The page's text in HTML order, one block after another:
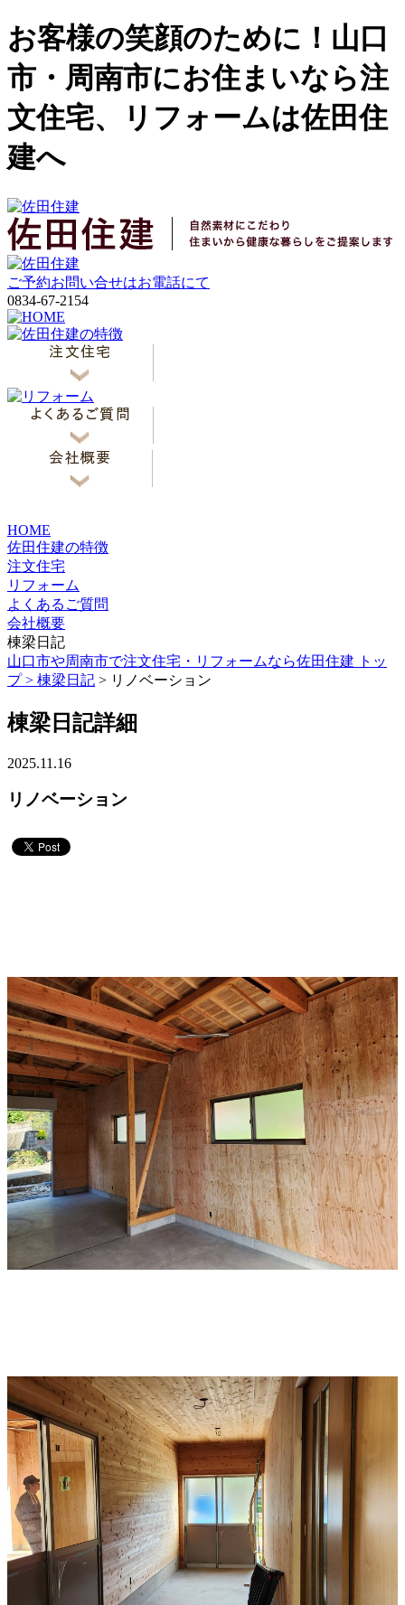
お客様の笑顔のために！山口
市・周南市にお住まいなら注
文住宅、リフォームは佐田住
建へ
ご予約お問い合せはお電話にて
0834-67-2154
HOME
佐田住建の特徴
注文住宅
リフォーム
よくあるご質問
会社概要
棟梁日記
山口市や周南市で注文住宅・リフォームなら佐田住建 トッ
プ > 棟梁日記 > リノベーション
棟梁日記詳細
2025.11.16
リノベーション